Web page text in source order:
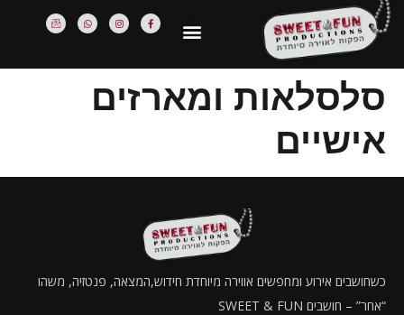
סלסלאות ומארזים
אישיים
כשחושבים אירוע ומחפשים אווירה מיוחדת חידוש,המצאה, פנטזיה, משהו
“אחר” – חושבים SWEET & FUN